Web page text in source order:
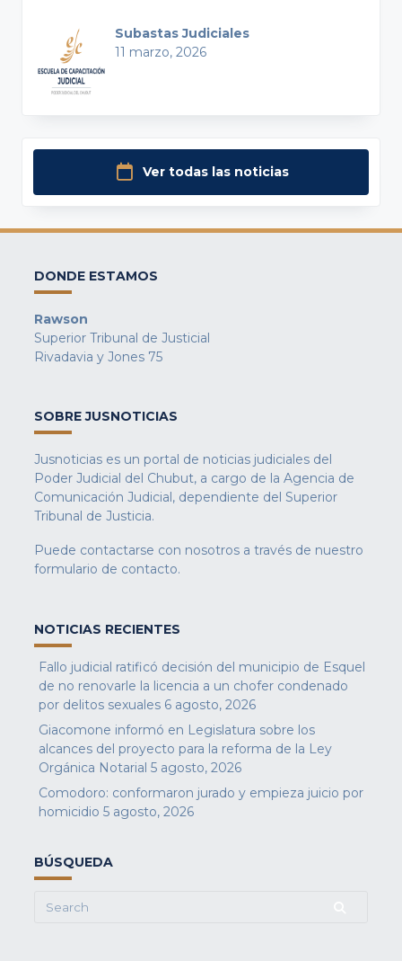
Subastas Judiciales
11 marzo, 2026
Ver todas las noticias
DONDE ESTAMOS
Rawson
Superior Tribunal de Justicial
Rivadavia y Jones 75
SOBRE JUSNOTICIAS
Jusnoticias es un portal de noticias judiciales del
Poder Judicial del Chubut, a cargo de la Agencia de
Comunicación Judicial, dependiente del Superior
Tribunal de Justicia.
Puede contactarse con nosotros a través de nuestro
formulario de contacto.
NOTICIAS RECIENTES
Fallo judicial ratificó decisión del municipio de Esquel
de no renovarle la licencia a un chofer condenado
por delitos sexuales 6 agosto, 2026
Giacomone informó en Legislatura sobre los
alcances del proyecto para la reforma de la Ley
Orgánica Notarial 5 agosto, 2026
Comodoro: conformaron jurado y empieza juicio por
homicidio 5 agosto, 2026
BÚSQUEDA
Search